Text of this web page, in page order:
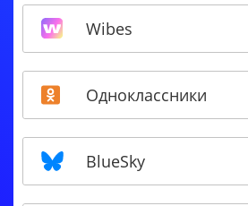
Wibes
Одноклассники
BlueSky